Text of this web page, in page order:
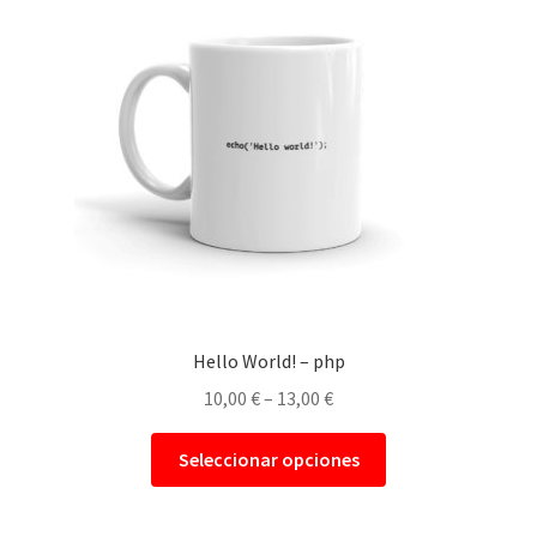
Política de Cookies
Política de privacidad
Hello World! – php
10,00 €– 13,00 €
Seleccionar opciones